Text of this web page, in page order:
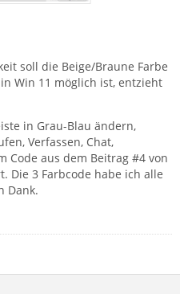
soll die Beige/Braune Farbe
Win 11 möglich ist, entzieht
in Grau-Blau ändern,
Verfassen, Chat,
Code aus dem Beitrag #4 von
Die 3 Farbcode habe ich alle
Dank.